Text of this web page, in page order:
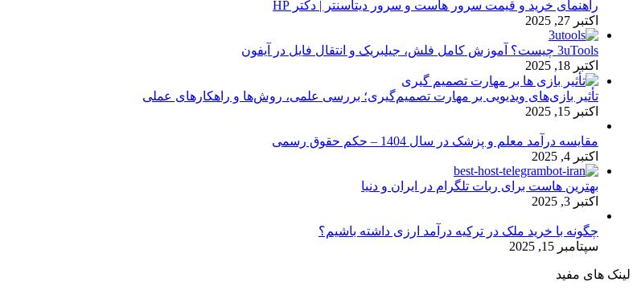
راهنمای خرید و قیمت سرور هاست و سرور دیتاسنتر | دکتر HP
اکتبر 27, 2025
3uTools چیست؟ آموزش کامل فلش، جیلبریک و انتقال فایل در آیفون
اکتبر 18, 2025
تأثیر بازی‌های ویدیویی بر مهارت تصمیم‌گیری؛ بررسی علمی، روش‌ها و راهکارهای عملی
اکتبر 15, 2025
مقایسه درآمد معلم و پزشک در سال 1404 – حکم حقوق رسمی
اکتبر 4, 2025
بهترین هاست برای ربات تلگرام در ایران و دنیا
اکتبر 3, 2025
چگونه با خرید ملک در ترکیه درآمد ارزی داشته باشیم؟
سپتامبر 15, 2025
لینک های مفید